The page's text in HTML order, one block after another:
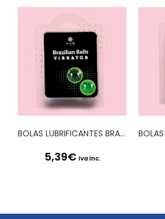
BOLAS LUBRIFICANTES BRAZILIAN BALLS SHOCK EFEITO VIBRADOR 2 x 4GR
5,39€ Iva Inc.